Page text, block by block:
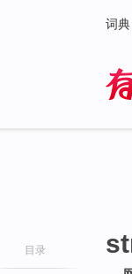
词典
目录